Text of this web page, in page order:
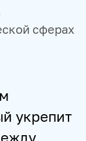
сферах
укрепит